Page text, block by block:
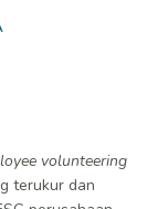
volunteering
terukur dan